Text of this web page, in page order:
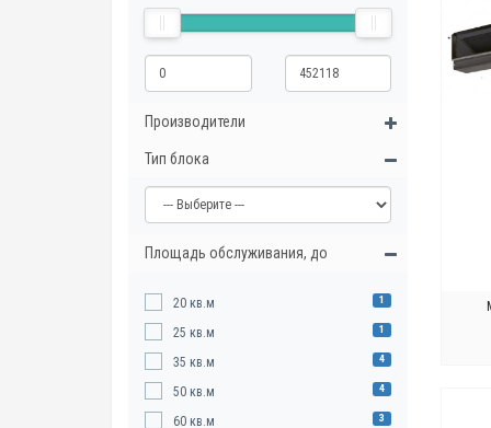
Производители
Тип блока
Площадь обслуживания, до
20 кв.м 1
25 кв.м 1
35 кв.м 4
50 кв.м 4
60 кв.м 3